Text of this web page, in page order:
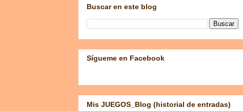
Buscar en este blog
Sígueme en Facebook
Mis JUEGOS_Blog (historial de entradas)